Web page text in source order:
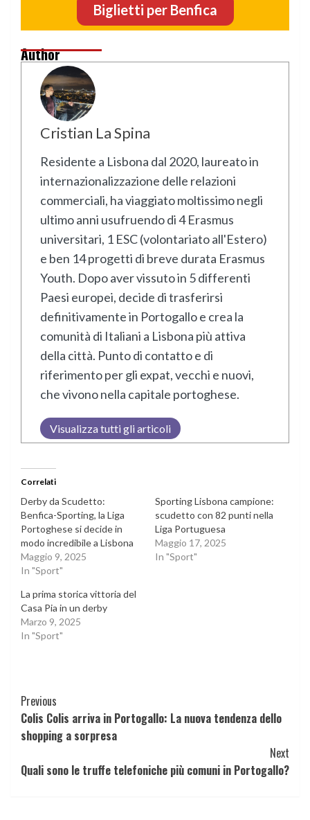
Biglietti per Benfica
Author
Cristian La Spina
Residente a Lisbona dal 2020, laureato in
internazionalizzazione delle relazioni
commerciali, ha viaggiato moltissimo negli
ultimo anni usufruendo di 4 Erasmus
universitari, 1 ESC (volontariato all'Estero)
e ben 14 progetti di breve durata Erasmus
Youth. Dopo aver vissuto in 5 differenti
Paesi europei, decide di trasferirsi
definitivamente in Portogallo e crea la
comunità di Italiani a Lisbona più attiva
della città. Punto di contatto e di
riferimento per gli expat, vecchi e nuovi,
che vivono nella capitale portoghese.
Visualizza tutti gli articoli
Correlati
Derby da Scudetto:
Benfica-Sporting, la Liga
Portoghese si decide in
modo incredibile a Lisbona
Maggio 9, 2025
In "Sport"
Sporting Lisbona campione:
scudetto con 82 punti nella
Liga Portuguesa
Maggio 17, 2025
In "Sport"
La prima storica vittoria del
Casa Pia in un derby
Marzo 9, 2025
In "Sport"
Continue
Reading
Previous
Colis Colis arriva in Portogallo: La nuova tendenza dello
shopping a sorpresa
Next
Quali sono le truffe telefoniche più comuni in Portogallo?